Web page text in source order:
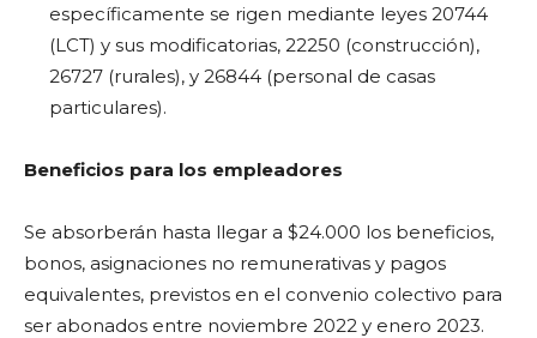
específicamente se rigen mediante leyes 20744
(LCT) y sus modificatorias, 22250 (construcción),
26727 (rurales), y 26844 (personal de casas
particulares).
Beneficios para los empleadores
Se absorberán hasta llegar a $24.000 los beneficios,
bonos, asignaciones no remunerativas y pagos
equivalentes, previstos en el convenio colectivo para
ser abonados entre noviembre 2022 y enero 2023.